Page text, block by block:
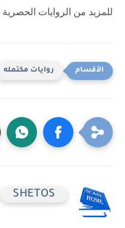
للمزيد من الروايات الحصرية
روايات مكتمله
SHETOS